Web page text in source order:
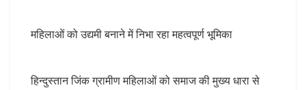
महिलाओं को उद्यमी बनाने में निभा रहा महत्वपूर्ण भूमिका
हिन्दुस्तान जिंक ग्रामीण महिलाओं को समाज की मुख्य धारा से